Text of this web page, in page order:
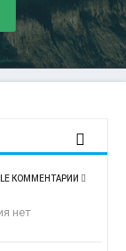
КОММЕНТАРИИ
нет